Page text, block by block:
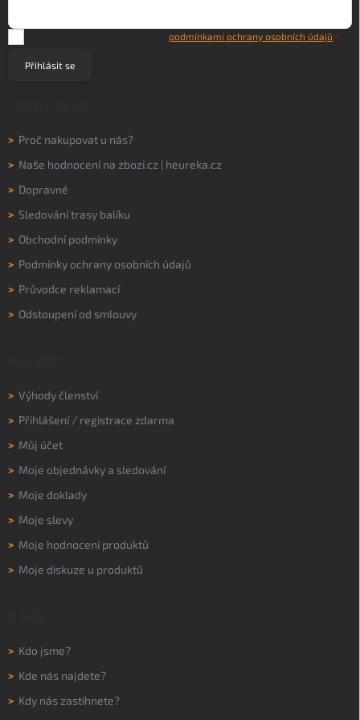
podmínkami ochrany osobních údajů
Přihlásit se
> Proč nakupovat u nás?
> Naše hodnocení na zbozi.cz | heureka.cz
> Dopravné
> Sledování trasy balíku
> Obchodní podmínky
> Podmínky ochrany osobních údajů
> Průvodce reklamací
> Odstoupení od smlouvy
> Výhody členství
> Přihlášení/ registrace zdarma
> Můj účet
> Moje objednávky a sledování
> Moje doklady
> Moje slevy
> Moje hodnocení produktů
> Moje diskuze u produktů
> Kdo jsme?
> Kde nás najdete?
> Kdy nás zastihnete?